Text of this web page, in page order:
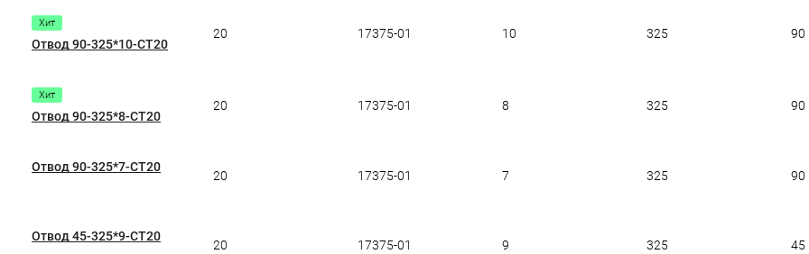
Хит
Отвод 90-325*10-СТ20
20 17375-01 10 325 90
Хит
Отвод 90-325*8-СТ20
20 17375-01 8 325 90
Отвод 90-325*7-СТ20
20 17375-01 7 325 90
Отвод 45-325*9-СТ20
20 17375-01 9 325 45